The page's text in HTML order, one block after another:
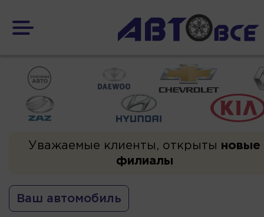
Уважаемые клиенты, открыты новые
филиалы
Ваш автомобиль